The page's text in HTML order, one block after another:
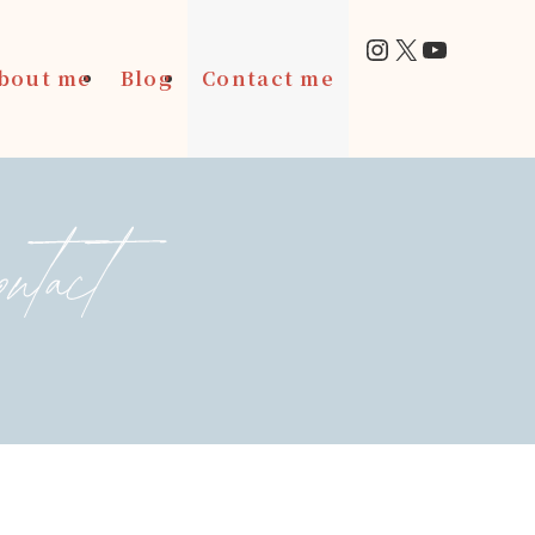
me Blog Contact me
Instagram
X